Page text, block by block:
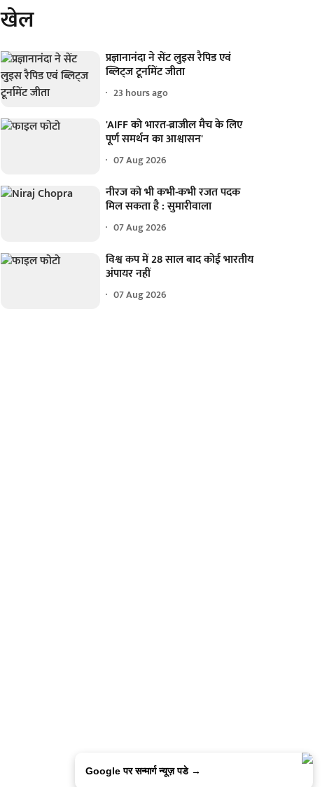
खेल
प्रज्ञानानंदा ने सेंट लुइस रैपिड एवं
ब्लिट्ज टूर्नामेंट जीता
23 hours ago
'AIFF को भारत-ब्राजील मैच के लिए
पूर्ण समर्थन का आश्वासन'
07 Aug 2026
नीरज को भी कभी-कभी रजत पदक
मिल सकता है : सुमारीवाला
07 Aug 2026
विश्व कप में 28 साल बाद कोई भारतीय
अंपायर नहीं
07 Aug 2026
Google पर सन्मार्ग न्यूज़ पडे →